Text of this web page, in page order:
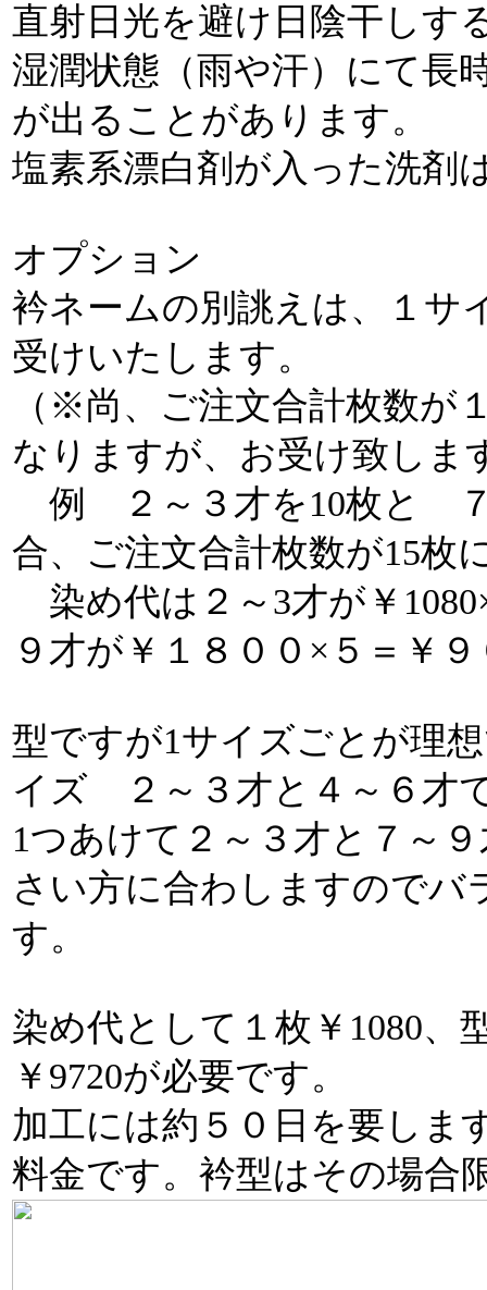
直射日光を避け日陰干し
湿潤状態（雨や汗）にて長
が出ることがあります。
塩素系漂白剤が入った洗剤
オプション
衿ネームの別誂えは、１サ
受けいたします。
（※尚、ご注文合計枚数が
なりますが、お受け致しま
例 ２～３才を10枚と ７
合、ご注文合計枚数が15枚
染め代は２～3才が￥
９才が￥１８００×５＝￥
型ですが1サイズごとが理
イズ ２～３才と４～６才
1つあけて２～３才と７～
さい方に合わしますのでバ
す。
染め代として１枚￥1080、
￥9720が必要です。
加工には約５０日を要しま
料金です。衿型はその場合